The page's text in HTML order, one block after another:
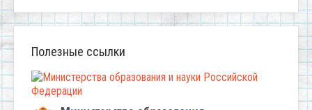
Полезные ссылки